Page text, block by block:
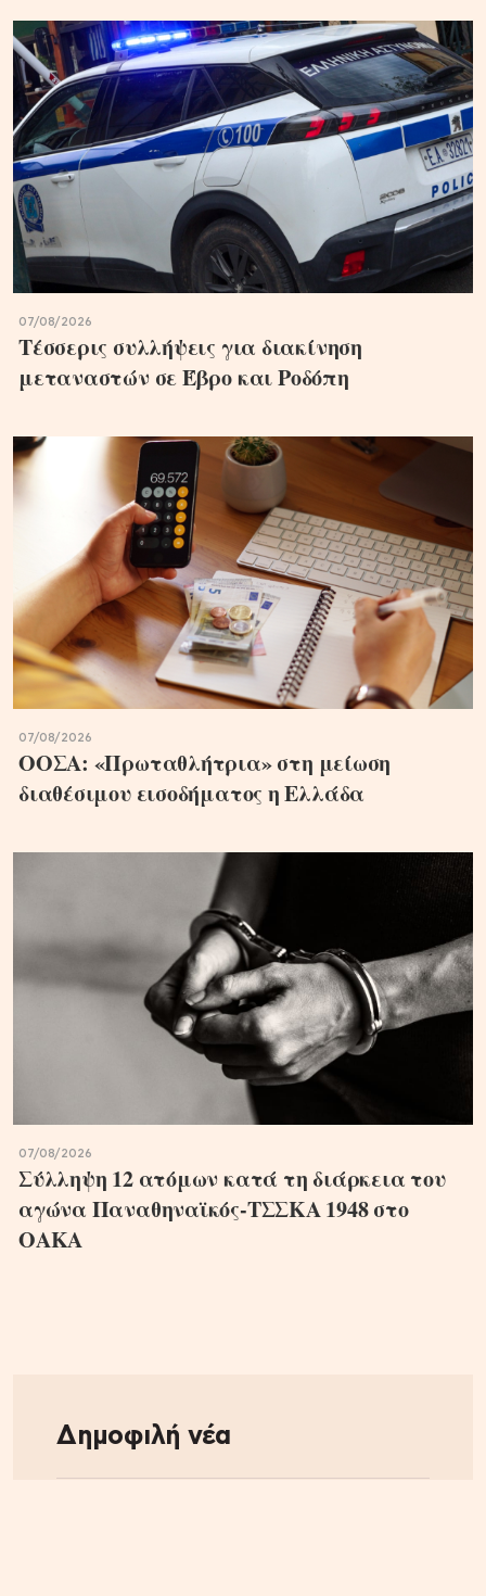
07/08/2026
Τέσσερις συλλήψεις για διακίνηση
μεταναστών σε Έβρο και Ροδόπη
07/08/2026
ΟΟΣΑ: «Πρωταθλήτρια» στη μείωση
διαθέσιμου εισοδήματος η Ελλάδα
07/08/2026
Σύλληψη 12 ατόμων κατά τη διάρκεια του
αγώνα Παναθηναϊκός-ΤΣΣΚΑ 1948 στο
ΟΑΚΑ
Δημοφιλή νέα